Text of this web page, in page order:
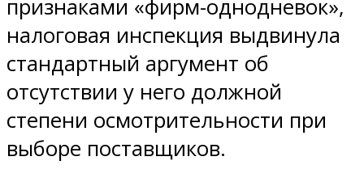
признаками «фирм-однодневок»,
налоговая инспекция выдвинула
стандартный аргумент об
отсутствии у него должной
степени осмотрительности при
выборе поставщиков.